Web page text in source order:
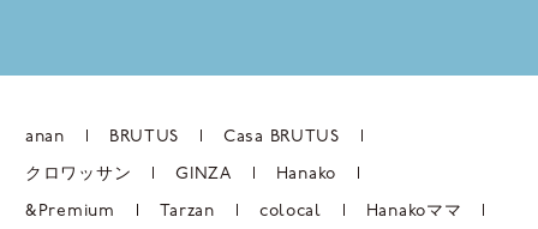
anan BRUTUS Casa BRUTUS
クロワッサン GINZA Hanako
&Premium Tarzan colocal Hanakoママ